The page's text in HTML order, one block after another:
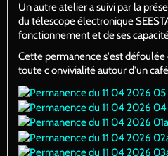
Un autre atelier a suivi par la
du télescope électronique
fonctionnement et de ses
Cette permanence s'est
toute c onvivialité autour d'un